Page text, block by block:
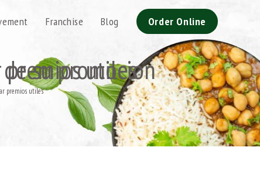
Franchise Blog Order Online
posible sacar premios utiles
premios utiles